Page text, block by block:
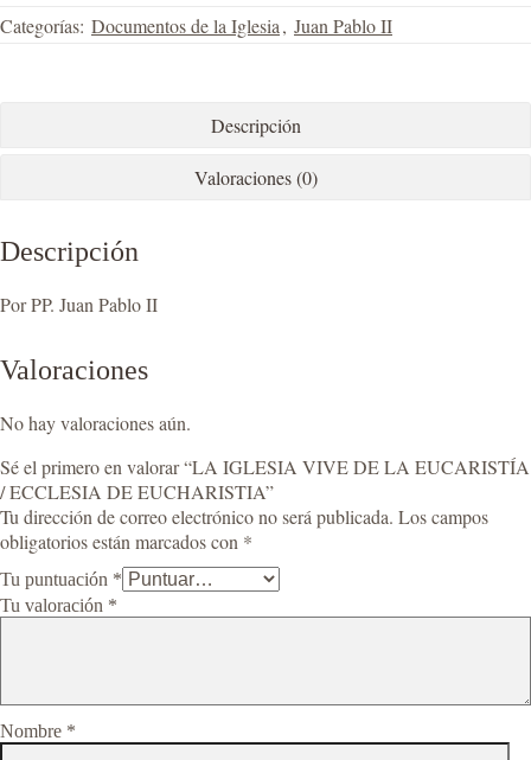
Categorías: Documentos de la Iglesia, Juan Pablo II
Descripción
Valoraciones (0)
Descripción
Por PP. Juan Pablo II
Valoraciones
No hay valoraciones aún.
Sé el primero en valorar “LA IGLESIA VIVE DE LA EUCARISTÍA
/ ECCLESIA DE EUCHARISTIA”
Tu dirección de correo electrónico no será publicada. Los campos
obligatorios están marcados con *
Tu puntuación *
Tu valoración *
Nombre *